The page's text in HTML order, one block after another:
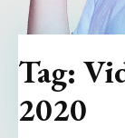
Tag:
2020